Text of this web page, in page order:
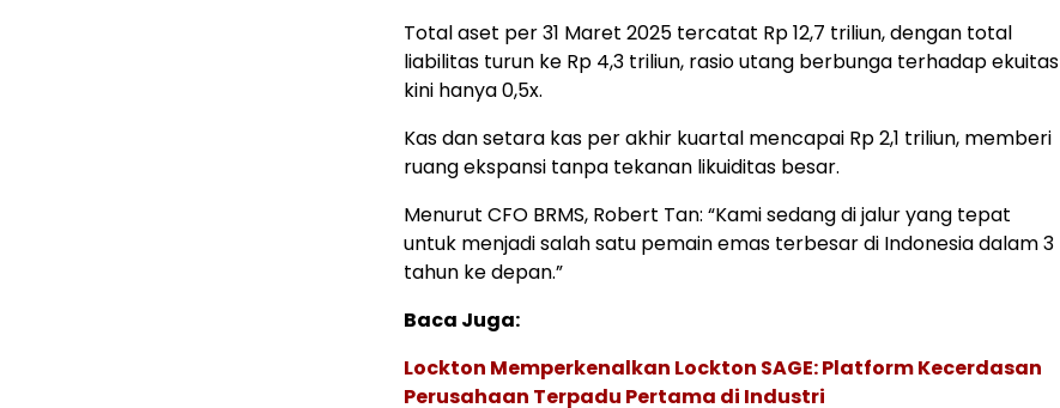
Total aset per 31 Maret 2025 tercatat Rp 12,7 triliun, dengan total
liabilitas turun ke Rp 4,3 triliun, rasio utang berbunga terhadap ekuitas
kini hanya 0,5x.
Kas dan setara kas per akhir kuartal mencapai Rp 2,1 triliun, memberi
ruang ekspansi tanpa tekanan likuiditas besar.
Menurut CFO BRMS, Robert Tan: “Kami sedang di jalur yang tepat
untuk menjadi salah satu pemain emas terbesar di Indonesia dalam 3
tahun ke depan.”
Baca Juga:
Lockton Memperkenalkan Lockton SAGE: Platform Kecerdasan
Perusahaan Terpadu Pertama di Industri